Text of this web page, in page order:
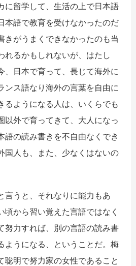
留学して、生活の上で日本語
本語で教育を受けなかったのだ
きがうまくできなかったのも当
れるかもしれないが、はたし
、日本で育って、長じて海外に
ンス語なり海外の言葉を自由に
るようになる人は、いくらでも
以外で育ってきて、大人になっ
語の読み書きを不自由なくでき
国人も、また、少なくはないの
うと、それなりに能力もあ
頃から習い覚えた言語ではなく
努力すれば、別の言語の読み書
ようになる、ということだ。梅
聡明で努力家の女性であること